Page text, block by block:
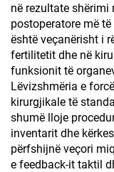
në rezultate
postoperatore më
është veçanërisht i
fertilitetit dhe në
funksionit të
Lëvizshmëria e
kirurgjikale të
shumë lloje
inventarit dhe
përfshijnë veçori
e feedback-it taktil